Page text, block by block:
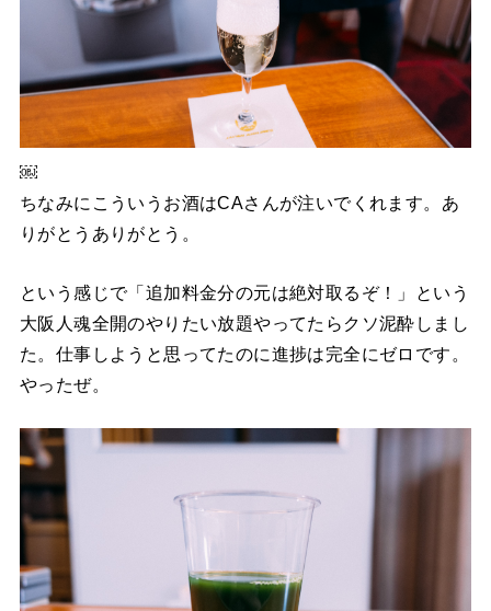
￼
ちなみにこういうお酒はCAさんが注いでくれます。あ
りがとうありがとう。
という感じで「追加料金分の元は絶対取るぞ！」という
大阪人魂全開のやりたい放題やってたらクソ泥酔しまし
た。仕事しようと思ってたのに進捗は完全にゼロです。
やったぜ。